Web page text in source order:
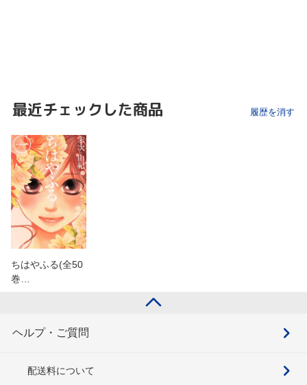
最近チェックした商品 履歴を消す
ちはやふる(全50
巻…
ヘルプ・ご質問
配送料について